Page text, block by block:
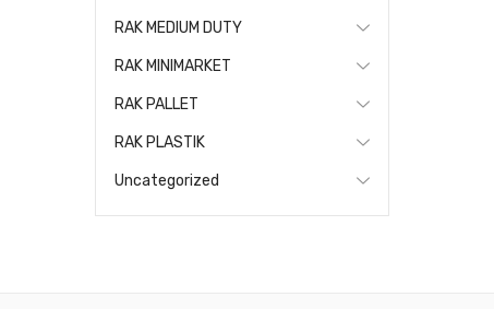
RAK MEDIUM DUTY
RAK MINIMARKET
RAK PALLET
RAK PLASTIK
Uncategorized